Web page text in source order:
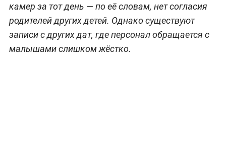
камер за тот день — по её словам, нет согласия
родителей других детей. Однако существуют
записи с других дат, где персонал обращается с
малышами слишком жёстко.